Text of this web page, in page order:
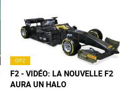
GP2
F2 - VIDÉO: LA NOUVELLE F2
AURA UN HALO